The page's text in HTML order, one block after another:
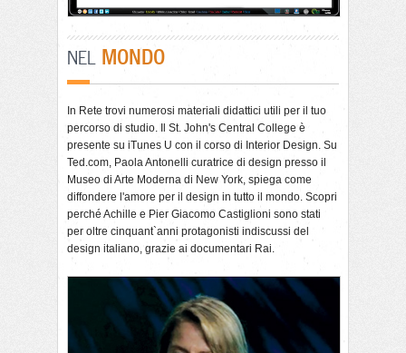
NEL MONDO
In Rete trovi numerosi materiali didattici utili per il tuo
percorso di studio. Il St. John's Central College è
presente su iTunes U con il corso di Interior Design. Su
Ted.com, Paola Antonelli curatrice di design presso il
Museo di Arte Moderna di New York, spiega come
diffondere l'amore per il design in tutto il mondo. Scopri
perché Achille e Pier Giacomo Castiglioni sono stati
per oltre cinquant`anni protagonisti indiscussi del
design italiano, grazie ai documentari Rai.